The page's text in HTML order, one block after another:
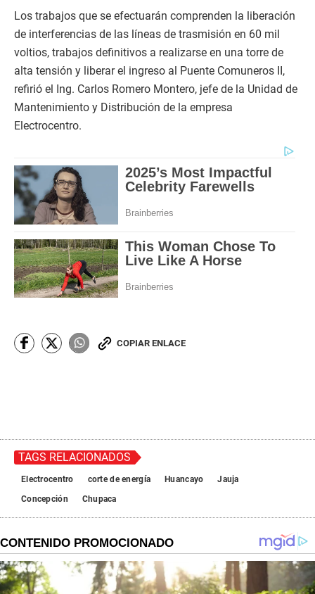
Los trabajos que se efectuarán comprenden la liberación
de interferencias de las líneas de trasmisión en 60 mil
voltios, trabajos definitivos a realizarse en una torre de
alta tensión y liberar el ingreso al Puente Comuneros II,
refirió el Ing. Carlos Romero Montero, jefe de la Unidad de
Mantenimiento y Distribución de la empresa
Electrocentro.
COPIAR ENLACE
TAGS RELACIONADOS
Electrocentro corte de energía Huancayo
Jauja
Concepción
Chupaca